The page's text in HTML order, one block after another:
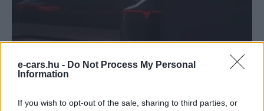
e-cars.hu - Do Not Process My Personal
Information
If you wish to opt-out of the sale, sharing to third parties, or
Elektromos autó
Concept belterét